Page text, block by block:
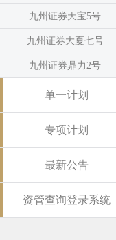
九州证券天宝5号
九州证券大夏七号
九州证券鼎力2号
单一计划
专项计划
最新公告
资管查询登录系统